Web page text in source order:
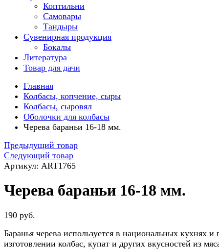
Коптильни
Самовары
Тандыры
Сувенирная продукция
Бокалы
Литература
Товар для дачи
Главная
Колбасы, копчение, сыры
Колбасы, сыровял
Оболочки для колбасы
Черева бараньи 16-18 мм.
Предыдущий товар
Следующий товар
Артикул: ART1765
Черева бараньи 16-18 мм.
190 руб.
Баранья черева используется в национальных кухнях и
изготовлении колбас, купат и других вкусностей из